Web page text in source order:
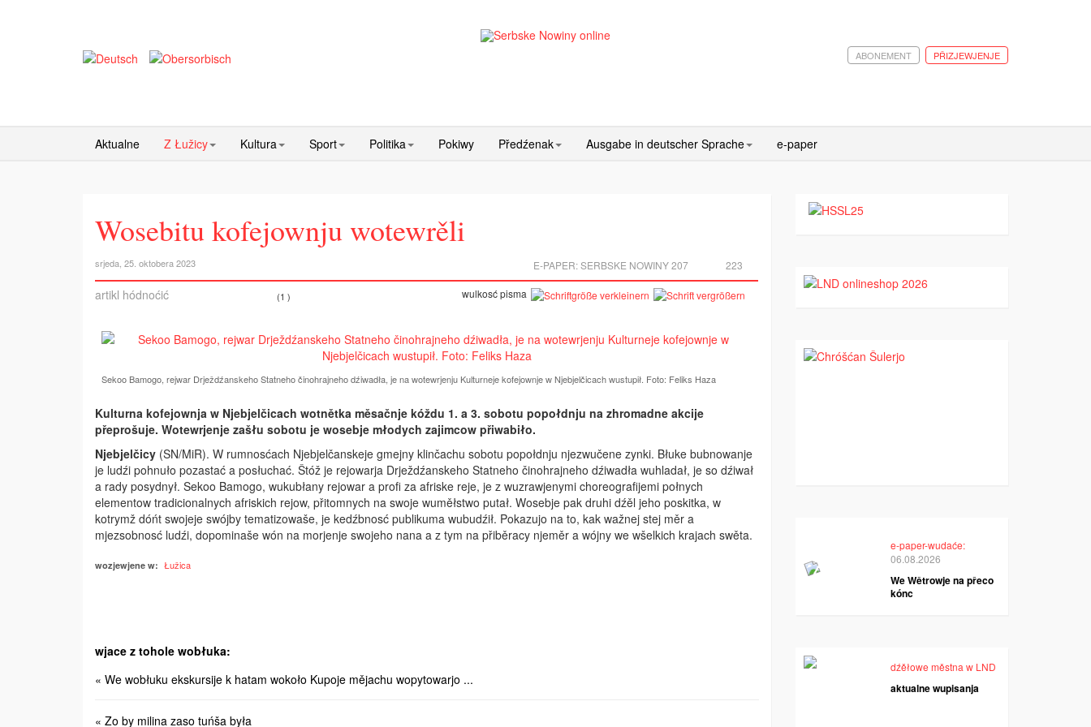
PŘIZJEWJENJE
ABONEMENT
Aktualne Z Łužicy Kultura Sport Politika Pokiwy Předźenak Ausgabe in deutscher Sprache e-paper
Wosebitu kofejownju wotewrěli
srjeda, 25. oktobera 2023 223
E-PAPER:SERBSKE NOWINY 207
artikl hódnoćić (1 ) wulkosć pisma
Sekoo Bamogo, rejwar Drježdźanskeho Statneho činohrajneho dźiwadła, je na wotewrjenju Kulturneje kofejownje w Njebjelčicach wustupił. Foto: Feliks Haza
Kulturna kofejownja w Njebjelčicach wotnětka měsačnje kóždu 1. a 3. sobotu popoł­dnju na zhromadne akcije
přeprošuje. Wotewrjenje zašłu sobotu je wosebje młodych zajimcow přiwabiło.
Njebjelčicy (SN/MiR). W rumnosćach Njebjelčanskeje gmejny klinčachu sobotu popołdnju njezwučene zynki. Błuke bubnowanje
je ludźi pohnuło pozastać a posłuchać. Štóž je rejowarja Drježdźanskeho Statneho činohrajneho dźiwadła wuhladał, je so dźiwał
a rady posydnył. Sekoo Bamogo, wukubłany rejowar a profi za afriske reje, je z wuzrawjenymi choreografijemi połnych
elementow tradicionalnych afriskich rejow, přitomnych na swoje wuměłstwo putał. Wosebje pak druhi dźěl jeho poskitka, w
kotrymž dóńt swojeje swójby tematizowaše, je kedźbnosć publikuma wubudźił. Pokazujo na to, kak wažnej stej měr a
mjezsobnosć ludźi, dopominaše wón na morjenje swojeho nana a z tym na přiběracy njeměr a wójny we wšelkich krajach swěta.
wozjewjene w: Łužica
wjace z tohole wobłuka:
« We wobłuku ekskursije k hatam wokoło Kupoje mějachu wopytowarjo ...
« Zo by milina zaso tuńša była
e-paper-wudaće:
06.08.2026
We Wětrowje na přeco
kónc
dźěłowe městna w LND
aktualne wupisanja